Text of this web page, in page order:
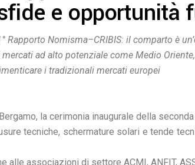
e opportunità
Nomisma–CRIBIS: il comparto è
ad alto potenziale come Medio
i tradizionali mercati europei
la cerimonia inaugurale della
tecniche, schermature solari e tende
alle associazioni di settore ACMI, ANFIT,